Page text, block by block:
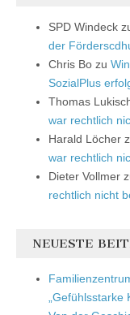
SPD Windeck
der
Chris Bo zu
SozialPlus
Thomas
war rechtlich
Harald Löcher
war rechtlich
Dieter Vollmer
rechtlich nicht
NEUESTE